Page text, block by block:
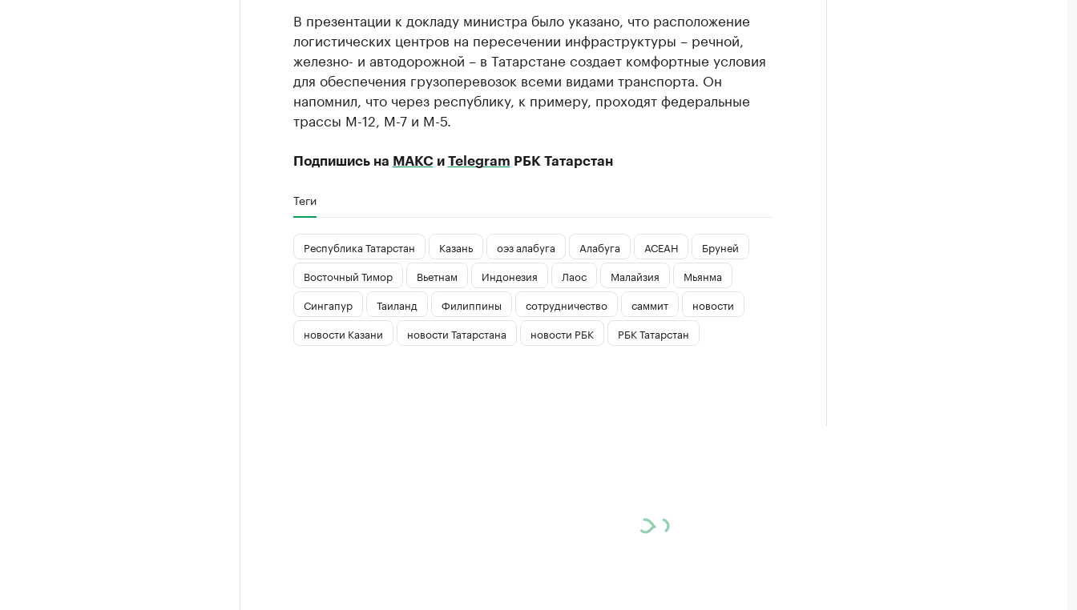
В презентации к докладу министра было указано, что расположение
логистических центров на пересечении инфраструктуры – речной,
железно- и автодорожной – в Татарстане создает комфортные условия
для обеспечения грузоперевозок всеми видами транспорта. Он
напомнил, что через республику, к примеру, проходят федеральные
трассы М-12, М-7 и М-5.
Подпишись на МАКСи Telegram РБК Татарстан
Теги
Республика Татарстан Казань оэз алабуга Алабуга АСЕАН
Бруней
Восточный Тимор
Вьетнам Индонезия Лаос Малайзия
Мьянма
Сингапур
Таиланд Филиппины сотрудничество саммит
новости
новости Казани
новости Татарстана новости РБК РБК Татарстан